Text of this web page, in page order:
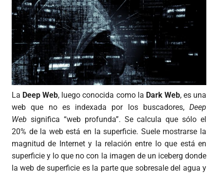
La Deep Web, luego conocida como la Dark Web, es una
web que no es indexada por los buscadores, Deep
Web significa “web profunda”. Se calcula que sólo el
20% de la web está en la superficie. Suele mostrarse la
magnitud de Internet y la relación entre lo que está en
superficie y lo que no con la imagen de un iceberg donde
la web de superficie es la parte que sobresale del agua y